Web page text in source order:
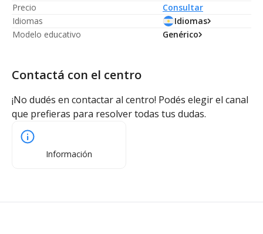
Precio
Consultar
Idiomas
Idiomas
Modelo educativo
Genérico
Contactá con el centro
¡No dudés en contactar al centro! Podés elegir el canal
que prefieras para resolver todas tus dudas.
Información